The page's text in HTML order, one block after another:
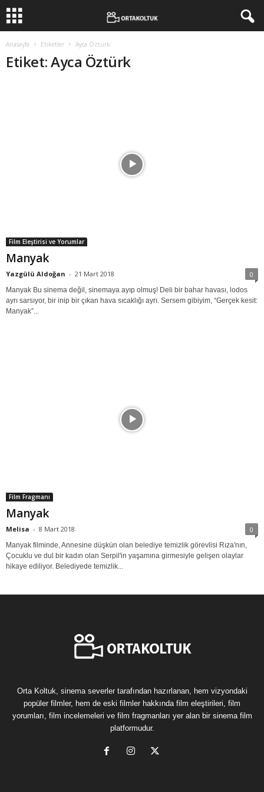
Anasayfa Etiketler Ayca Öztürk
Etiket: Ayca Öztürk
Film Eleştirisi ve Yorumlar
Manyak
Yazgülü Aldoğan - 21 Mart 2018 0
Manyak Bu sinema değil, sinemaya ayıp olmuş! Deli bir bahar havası, lodos
ayrı sarsıyor, bir inip bir çıkan hava sıcaklığı ayrı. Sersem gibiyim, “Gerçek kesit:
Manyak”...
Film Fragmanı
Manyak
Melisa - 8 Mart 2018 0
Manyak filminde, Annesine düşkün olan belediye temizlik görevlisi Rıza'nın,
Çocuklu ve dul bir kadın olan Serpil'in yaşamına girmesiyle gelişen olaylar
hikaye ediliyor. Belediyede temizlik...
Orta Koltuk, sinema severler tarafından hazırlanan, hem vizyondaki
popüler filmler, hem de eski filmler hakkında film eleştirileri, film
yorumları, film incelemeleri ve film fragmanları yer alan bir sinema film
platformudur.